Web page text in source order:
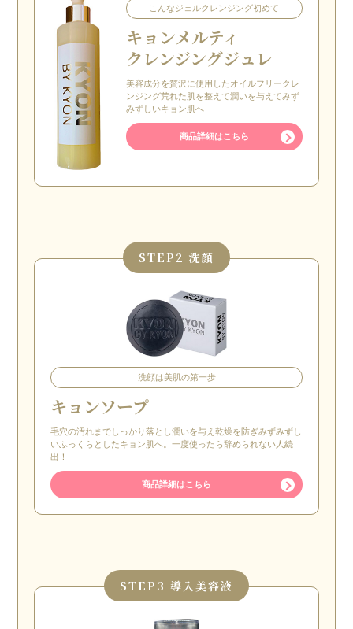
こんなジェルクレンジング初めて
キョンメルティ
クレンジングジュレ
美容成分を贅沢に使用したオイルフリークレ
ンジング荒れた肌を整えて潤いを与えてみず
みずしいキョン肌へ
商品詳細はこちら
STEP 2 洗顔
洗顔は美肌の第一歩
キョンソープ
毛穴の汚れまでしっかり落とし潤いを与え乾燥を防ぎみずみずし
いふっくらとしたキョン肌へ。一度使ったら辞められない人続
出！
商品詳細はこちら
STEP 3 導入美容液